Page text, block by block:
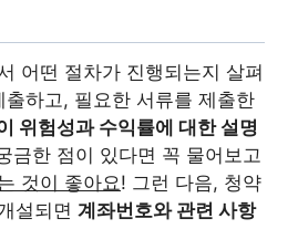
어떤 절차가 진행되는지 살펴
출하고, 필요한 서류를 제출한
위험성과 수익률에 대한 설명
금한 점이 있다면 꼭 물어보고
것이 좋아요! 그런 다음, 청약
설되면 계좌번호와 관련 사항